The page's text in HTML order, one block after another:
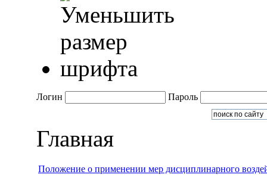
Логин Пароль
Главная
Положение о применении мер дисциплинарного